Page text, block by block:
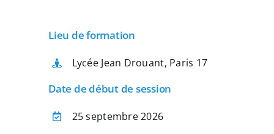
Bilan de Compétences
Lieu de formation
Lycée Jean Drouant, Paris 17
Date de début de session
25 septembre 2026